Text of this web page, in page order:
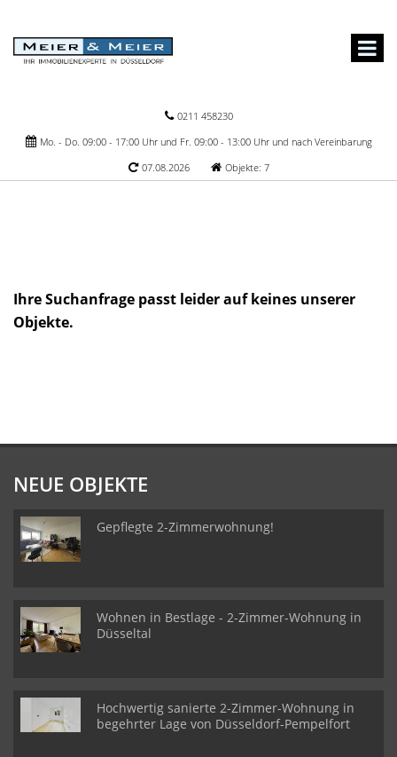
0211 458230
Mo. - Do. 09:00 - 17:00 Uhr und Fr. 09:00 - 13:00 Uhr und nach Vereinbarung
07.08.2026
Objekte: 7
Ihre Suchanfrage passt leider auf keines unserer
Objekte.
NEUE OBJEKTE
Gepflegte 2-Zimmerwohnung!
Wohnen in Bestlage - 2-Zimmer-Wohnung in
Düsseltal
Hochwertig sanierte 2-Zimmer-Wohnung in
begehrter Lage von Düsseldorf-Pempelfort